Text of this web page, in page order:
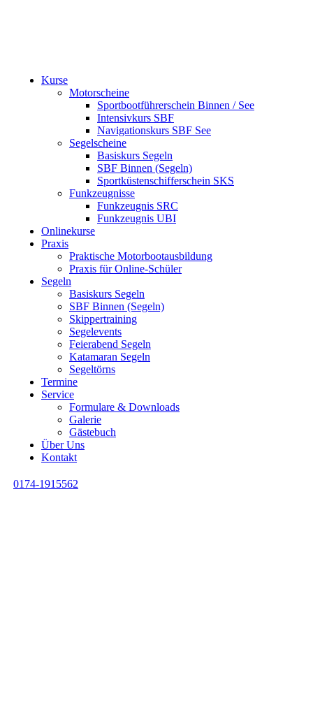
Kurse
Motorscheine
Sportboot­führerschein Binnen / See
Intensivkurs SBF
Navigations­kurs SBF See
Segelscheine
Basiskurs Segeln
SBF Binnen (Segeln)
Sportküsten­schiffer­schein SKS
Funkzeugnisse
Funkzeugnis SRC
Funkzeugnis UBI
Onlinekurse
Praxis
Praktische Motorboot­ausbildung
Praxis für Online-Schüler
Segeln
Basiskurs Segeln
SBF Binnen (Segeln)
Skippertraining
Segelevents
Feierabend Segeln
Katamaran Segeln
Segeltörns
Termine
Service
Formulare & Downloads
Galerie
Gästebuch
Über Uns
Kontakt
0174-1915562